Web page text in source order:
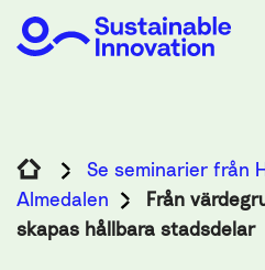
Se seminarier från
Almedalen
Från
skapas hållbara stadsdelar